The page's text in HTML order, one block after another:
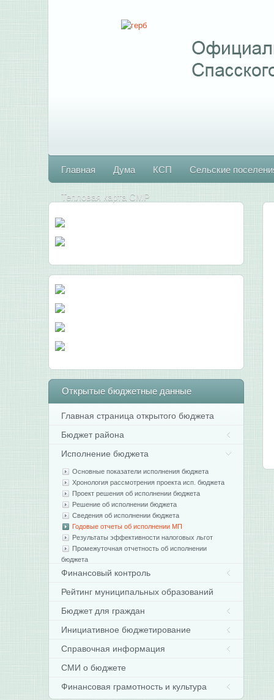
Главная Дума КСП Сельские
Тепловая карта СМР
Открытыебюджетные данные
Главная страница открытого бюджета
Бюджет района
Исполнение бюджета
Основные показатели исполнения бюджета
Хронология рассмотрения проекта исп. бюджета
Проект решения об исполнении бюджета
Решение об исполнении бюджета
Сведения об исполнении бюджета
Годовые отчеты об исполнении МП
Результаты эффективности налоговых льгот
Промежуточная отчетность об исполнении
бюджета
Финансовый контроль
Рейтинг муниципальных образований
Бюджет для граждан
Инициативное бюджетирование
Справочная информация
СМИ о бюджете
Финансовая грамотность и культура